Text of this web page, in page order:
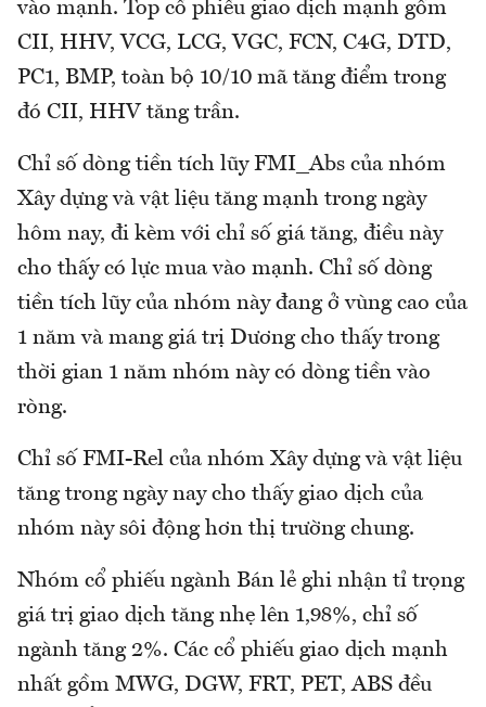
vào mạnh. Top cổ phiếu giao dịch mạnh gồm
CII, HHV, VCG, LCG, VGC, FCN, C4G, DTD,
PC1, BMP, toàn bộ 10/10 mã tăng điểm trong
đó CII, HHV tăng trần.
Chỉ số dòng tiền tích lũy FMI_Abs của nhóm
Xây dựng và vật liệu tăng mạnh trong ngày
hôm nay, đi kèm với chỉ số giá tăng, điều này
cho thấy có lực mua vào mạnh. Chỉ số dòng
tiền tích lũy của nhóm này đang ở vùng cao của
1 năm và mang giá trị Dương cho thấy trong
thời gian 1 năm nhóm này có dòng tiền vào
ròng.
Chỉ số FMI-Rel của nhóm Xây dựng và vật liệu
tăng trong ngày nay cho thấy giao dịch của
nhóm này sôi động hơn thị trường chung.
Nhóm cổ phiếu ngành Bán lẻ ghi nhận tỉ trọng
giá trị giao dịch tăng nhẹ lên 1,98%, chỉ số
ngành tăng 2%. Các cổ phiếu giao dịch mạnh
nhất gồm MWG, DGW, FRT, PET, ABS đều